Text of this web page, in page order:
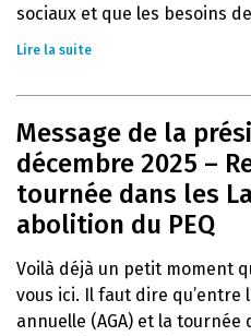
sociaux et que les besoins
Lire la suite
Message de la
décembre 2025 –
tournée dans les
abolition du PEQ
Voilà déjà un petit moment
vous ici. Il faut dire qu’entre
annuelle (AGA) et la